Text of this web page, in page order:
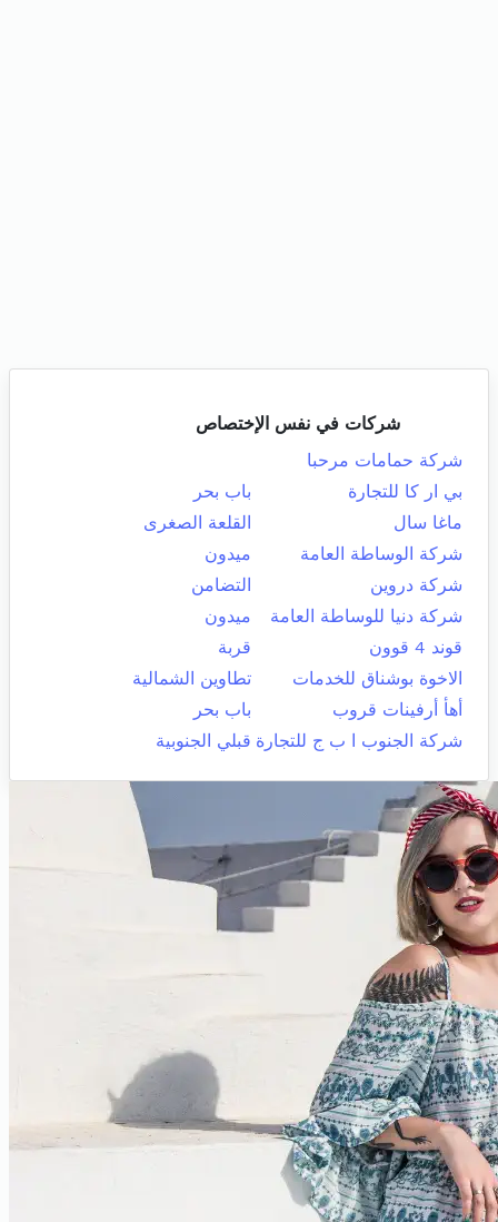
شركات في نفس الإختصاص
شركة حمامات مرحبا
بي ار كا للتجارة
باب بحر
ماغا سال
القلعة الصغرى
شركة الوساطة العامة
ميدون
شركة دروين
التضامن
شركة دنيا للوساطة العامة
ميدون
قوند 4 قوون
قربة
الاخوة بوشناق للخدمات
تطاوين الشمالية
أهأ أرفينات قروب
باب بحر
شركة الجنوب ا ب ج للتجارة قبلي الجنوبية